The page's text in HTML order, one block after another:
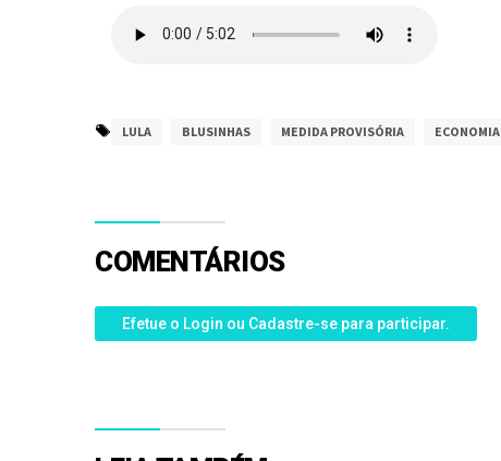
LULA BLUSINHAS MEDIDA PROVISÓRIA ECONOMIA
COMENTÁRIOS
Efetue o Login ou Cadastre-se para participar.